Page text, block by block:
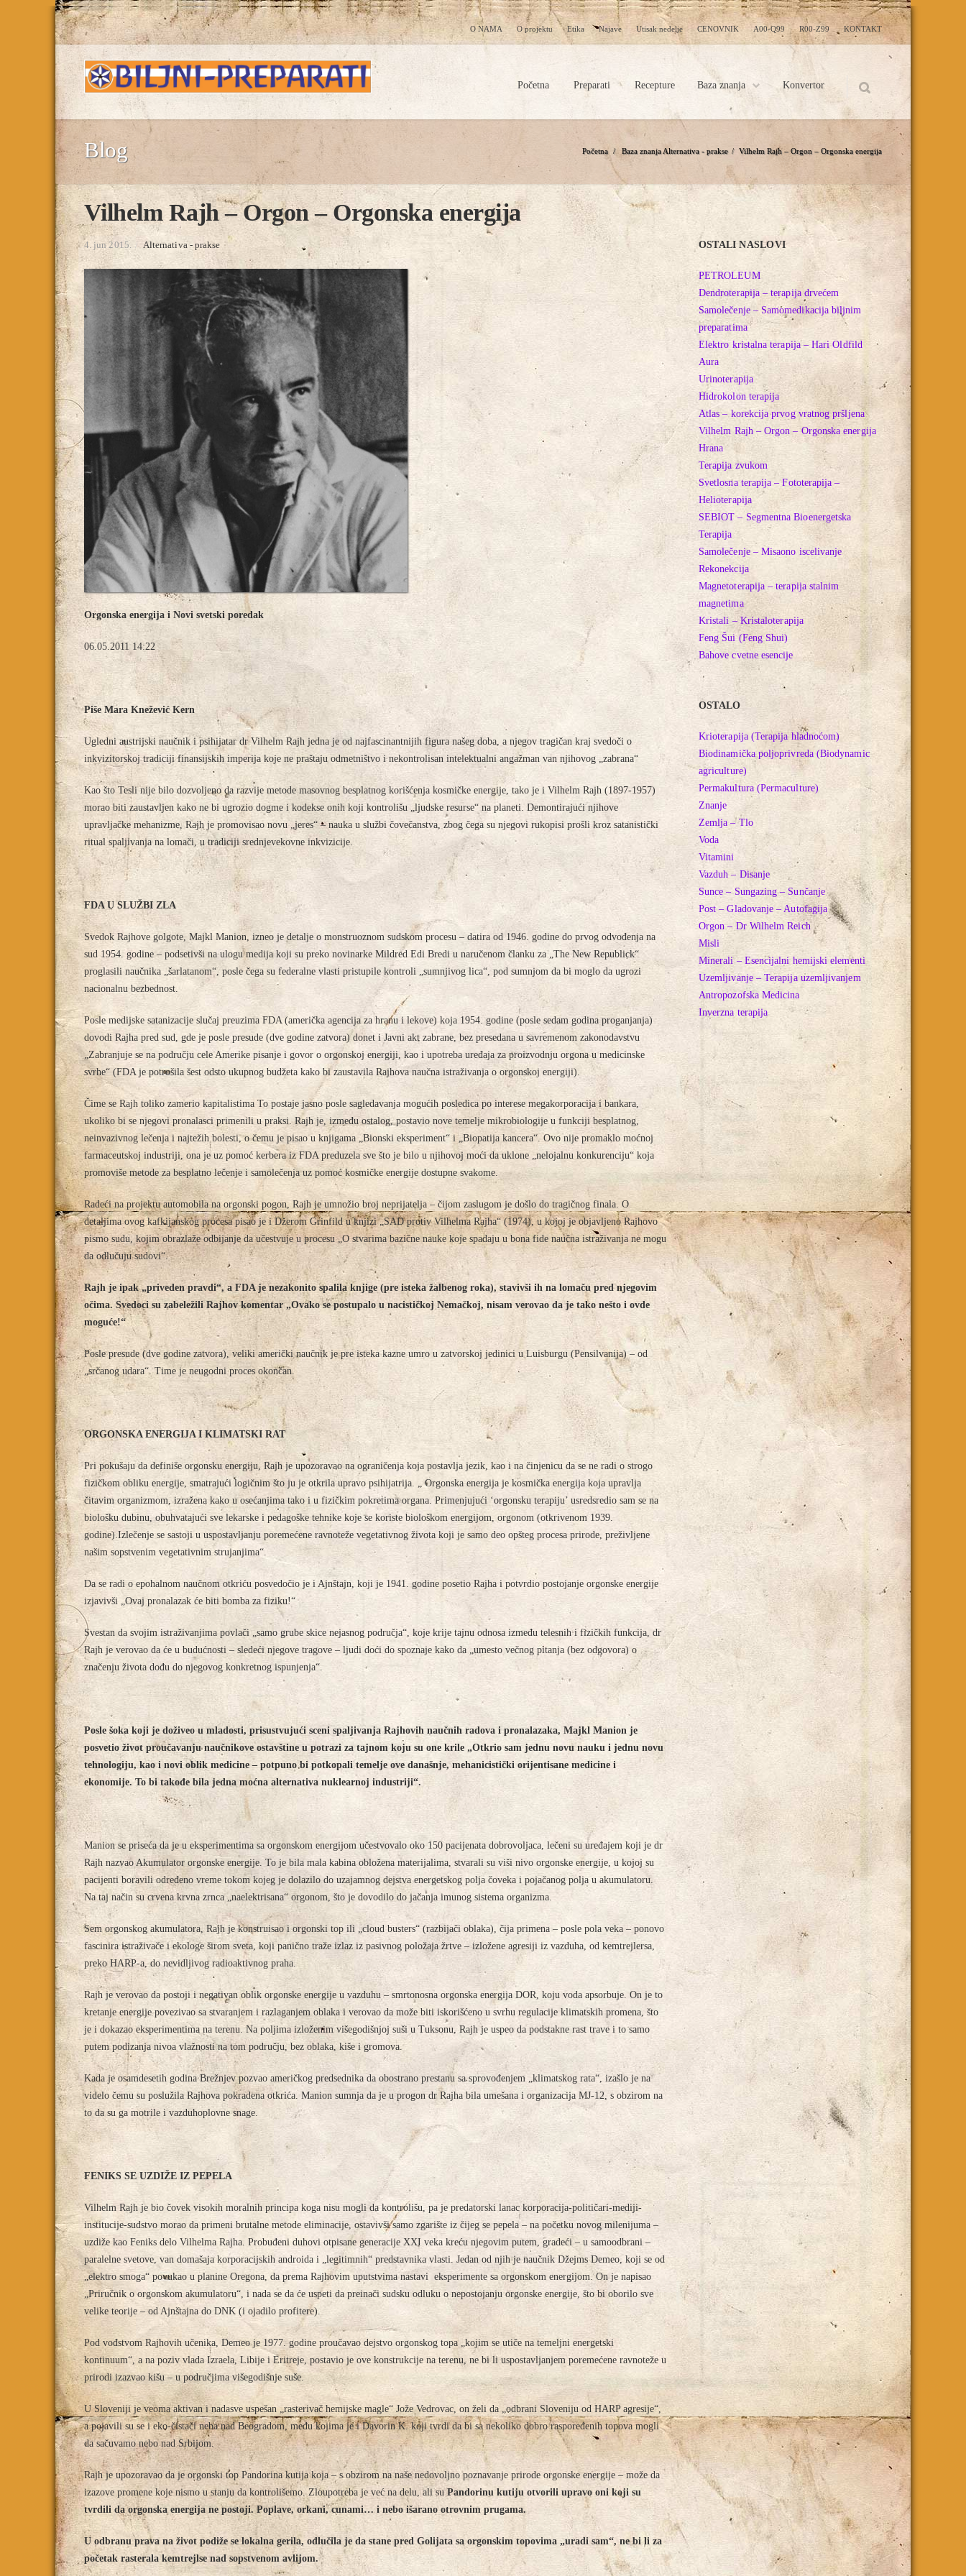
O NAMA O projektu Etika Najave Utisak nedelje CENOVNIK A00-Q99 R00-Z99 KONTAKT
Početna Preparati Recepture Baza znanja Konvertor
Početna / Baza znanja Alternativa - prakse / Vilhelm Rajh – Orgon – Orgonska energija
Blog
Vilhelm Rajh – Orgon – Orgonska energija
4. jun 2015. / Alternativa - prakse
Orgonska energija i Novi svetski poredak
06.05.2011 14:22
Piše Mara Knežević Kern
Ugledni austrijski naučnik i psihijatar dr Vilhelm Rajh jedna je od najfascinantnijih figura našeg doba, a njegov tragičan kraj svedoči o
inkvizitorskoj tradiciji finansijskih imperija koje ne praštaju odmetništvo i nekontrolisan intelektualni angažman van njihovog „zabrana“
Kao što Tesli nije bilo dozvoljeno da razvije metode masovnog besplatnog korišćenja kosmičke energije, tako je i Vilhelm Rajh (1897-1957)
morao biti zaustavljen kako ne bi ugrozio dogme i kodekse onih koji kontrolišu „ljudske resurse“ na planeti. Demontirajući njihove
upravljačke mehanizme, Rajh je promovisao novu „jeres“ – nauka u službi čovečanstva, zbog čega su njegovi rukopisi prošli kroz satanistički
ritual spaljivanja na lomači, u tradiciji srednjevekovne inkvizicije.
FDA U SLUŽBI ZLA
Svedok Rajhove golgote, Majkl Manion, izneo je detalje o monstruoznom sudskom procesu – datira od 1946. godine do prvog odvođenja na
sud 1954. godine – podsetivši na ulogu medija koji su preko novinarke Mildred Edi Bredi u naručenom članku za „The New Republick“
proglasili naučnika „šarlatanom“, posle čega su federalne vlasti pristupile kontroli „sumnjivog lica“, pod sumnjom da bi moglo da ugrozi
nacionalnu bezbednost.
Posle medijske satanizacije slučaj preuzima FDA (američka agencija za hranu i lekove) koja 1954. godine (posle sedam godina proganjanja)
dovodi Rajha pred sud, gde je posle presude (dve godine zatvora) donet i Javni akt zabrane, bez presedana u savremenom zakonodavstvu
„Zabranjuje se na području cele Amerike pisanje i govor o orgonskoj energiji, kao i upotreba uređaja za proizvodnju orgona u medicinske
svrhe“ (FDA je potrošila šest odsto ukupnog budžeta kako bi zaustavila Rajhova naučna istraživanja o orgonskoj energiji).
Čime se Rajh toliko zamerio kapitalistima To postaje jasno posle sagledavanja mogućih posledica po interese megakorporacija i bankara,
ukoliko bi se njegovi pronalasci primenili u praksi. Rajh je, između ostalog, postavio nove temelje mikrobiologije u funkciji besplatnog,
neinvazivnog lečenja i najtežih bolesti, o čemu je pisao u knjigama „Bionski eksperiment“ i „Biopatija kancera“. Ovo nije promaklo moćnoj
farmaceutskoj industriji, ona je uz pomoć kerbera iz FDA preduzela sve što je bilo u njihovoj moći da uklone „nelojalnu konkurenciju“ koja
promoviše metode za besplatno lečenje i samolečenja uz pomoć kosmičke energije dostupne svakome.
Radeći na projektu automobila na orgonski pogon, Rajh je umnožio broj neprijatelja – čijom zaslugom je došlo do tragičnog finala. O
detaljima ovog kafkijanskog procesa pisao je i Džerom Grinfild u knjizi „SAD protiv Vilhelma Rajha“ (1974), u kojoj je objavljeno Rajhovo
pismo sudu, kojim obrazlaže odbijanje da učestvuje u procesu „O stvarima bazične nauke koje spadaju u bona fide naučna istraživanja ne mogu
da odlučuju sudovi“.
Rajh je ipak „priveden pravdi“, a FDA je nezakonito spalila knjige (pre isteka žalbenog roka), stavivši ih na lomaču pred njegovim
očima. Svedoci su zabeležili Rajhov komentar „Ovako se postupalo u nacističkoj Nemačkoj, nisam verovao da je tako nešto i ovde
moguće!“
Posle presude (dve godine zatvora), veliki američki naučnik je pre isteka kazne umro u zatvorskoj jedinici u Luisburgu (Pensilvanija) – od
„srčanog udara“. Time je neugodni proces okončan.
ORGONSKA ENERGIJA I KLIMATSKI RAT
Pri pokušaju da definiše orgonsku energiju, Rajh je upozoravao na ograničenja koja postavlja jezik, kao i na činjenicu da se ne radi o strogo
fizičkom obliku energije, smatrajući logičnim što ju je otkrila upravo psihijatrija. „ Orgonska energija je kosmička energija koja upravlja
čitavim organizmom, izražena kako u osećanjima tako i u fizičkim pokretima organa. Primenjujući ‘orgonsku terapiju’ usredsredio sam se na
biološku dubinu, obuhvatajući sve lekarske i pedagoške tehnike koje se koriste biološkom energijom, orgonom (otkrivenom 1939.
godine).Izlečenje se sastoji u uspostavljanju poremećene ravnoteže vegetativnog života koji je samo deo opšteg procesa prirode, preživljene
našim sopstvenim vegetativnim strujanjima“.
Da se radi o epohalnom naučnom otkriću posvedočio je i Ajnštajn, koji je 1941. godine posetio Rajha i potvrdio postojanje orgonske energije
izjavivši „Ovaj pronalazak će biti bomba za fiziku!“
Svestan da svojim istraživanjima povlači „samo grube skice nejasnog područja“, koje krije tajnu odnosa između telesnih i fizičkih funkcija, dr
Rajh je verovao da će u budućnosti – sledeći njegove tragove – ljudi doći do spoznaje kako da „umesto večnog pitanja (bez odgovora) o
značenju života dođu do njegovog konkretnog ispunjenja“.
Posle šoka koji je doživeo u mladosti, prisustvujući sceni spaljivanja Rajhovih naučnih radova i pronalazaka, Majkl Manion je
posvetio život proučavanju naučnikove ostavštine u potrazi za tajnom koju su one krile „Otkrio sam jednu novu nauku i jednu novu
tehnologiju, kao i novi oblik medicine – potpuno bi potkopali temelje ove današnje, mehanicistički orijentisane medicine i
ekonomije. To bi takođe bila jedna moćna alternativa nuklearnoj industriji“.
Manion se priseća da je u eksperimentima sa orgonskom energijom učestvovalo oko 150 pacijenata dobrovoljaca, lečeni su uređajem koji je dr
Rajh nazvao Akumulator orgonske energije. To je bila mala kabina obložena materijalima, stvarali su viši nivo orgonske energije, u kojoj su
pacijenti boravili određeno vreme tokom kojeg je dolazilo do uzajamnog dejstva energetskog polja čoveka i pojačanog polja u akumulatoru.
Na taj način su crvena krvna zrnca „naelektrisana“ orgonom, što je dovodilo do jačanja imunog sistema organizma.
Sem orgonskog akumulatora, Rajh je konstruisao i orgonski top ili „cloud busters“ (razbijači oblaka), čija primena – posle pola veka – ponovo
fascinira istraživače i ekologe širom sveta, koji panično traže izlaz iz pasivnog položaja žrtve – izložene agresiji iz vazduha, od kemtrejlersa,
preko HARP-a, do nevidljivog radioaktivnog praha.
Rajh je verovao da postoji i negativan oblik orgonske energije u vazduhu – smrtonosna orgonska energija DOR, koju voda apsorbuje. On je to
kretanje energije povezivao sa stvaranjem i razlaganjem oblaka i verovao da može biti iskorišćeno u svrhu regulacije klimatskih promena, što
je i dokazao eksperimentima na terenu. Na poljima izloženim višegodišnjoj suši u Tuksonu, Rajh je uspeo da podstakne rast trave i to samo
putem podizanja nivoa vlažnosti na tom području, bez oblaka, kiše i gromova.
Kada je osamdesetih godina Brežnjev pozvao američkog predsednika da obostrano prestanu sa sprovođenjem „klimatskog rata“, izašlo je na
videlo čemu su poslužila Rajhova pokradena otkrića. Manion sumnja da je u progon dr Rajha bila umešana i organizacija MJ-12, s obzirom na
to da su ga motrile i vazduhoplovne snage.
FENIKS SE UZDIŽE IZ PEPELA
Vilhelm Rajh je bio čovek visokih moralnih principa koga nisu mogli da kontrolišu, pa je predatorski lanac korporacija-političari-mediji-
institucije-sudstvo morao da primeni brutalne metode eliminacije, ostavivši samo zgarište iz čijeg se pepela – na početku novog milenijuma –
uzdiže kao Feniks delo Vilhelma Rajha. Probuđeni duhovi otpisane generacije XXI veka kreću njegovim putem, gradeći – u samoodbrani –
paralelne svetove, van domašaja korporacijskih androida i „legitimnih“ predstavnika vlasti. Jedan od njih je naučnik Džejms Demeo, koji se od
„elektro smoga“ povukao u planine Oregona, da prema Rajhovim uputstvima nastavi eksperimente sa orgonskom energijom. On je napisao
„Priručnik o orgonskom akumulatoru“, i nada se da će uspeti da preinači sudsku odluku o nepostojanju orgonske energije, što bi oborilo sve
velike teorije – od Ajnštajna do DNK (i ojadilo profitere).
Pod vođstvom Rajhovih učenika, Demeo je 1977. godine proučavao dejstvo orgonskog topa „kojim se utiče na temeljni energetski
kontinuum“, a na poziv vlada Izraela, Libije i Eritreje, postavio je ove konstrukcije na terenu, ne bi li uspostavljanjem poremećene ravnoteže u
prirodi izazvao kišu – u područjima višegodišnje suše.
U Sloveniji je veoma aktivan i nadasve uspešan „rasterivač hemijske magle“ Jože Vedrovac, on želi da „odbrani Sloveniju od HARP agresije“,
a pojavili su se i eko-čistači neba nad Beogradom, među kojima je i Davorin K. koji tvrdi da bi sa nekoliko dobro raspoređenih topova mogli
da sačuvamo nebo nad Srbijom.
Rajh je upozoravao da je orgonski top Pandorina kutija koja – s obzirom na naše nedovoljno poznavanje prirode orgonske energije – može da
izazove promene koje nismo u stanju da kontrolišemo. Zloupotreba je već na delu, ali suPandorinu kutiju otvorili upravo oni koji su
tvrdili da orgonska energija ne postoji. Poplave, orkani, cunami… i nebo išarano otrovnim prugama.
U odbranu prava na život podiže se lokalna gerila, odlučila je da stane pred Golijata sa orgonskim topovima „uradi sam“, ne bi li za
početak rasterala kemtrejlse nad sopstvenom avlijom.
OSTALI NASLOVI
PETROLEUM
Dendroterapija – terapija drvećem
Samolečenje – Samomedikacija biljnim
preparatima
Elektro kristalna terapija – Hari Oldfild
Aura
Urinoterapija
Hidrokolon terapija
Atlas – korekcija prvog vratnog pršljena
Vilhelm Rajh – Orgon – Orgonska energija
Hrana
Terapija zvukom
Svetlosna terapija – Fototerapija –
Helioterapija
SEBIOT – Segmentna Bioenergetska
Terapija
Samolečenje – Misaono iscelivanje
Rekonekcija
Magnetoterapija – terapija stalnim
magnetima
Kristali – Kristaloterapija
Feng Šui (Feng Shui)
Bahove cvetne esencije
OSTALO
Krioterapija (Terapija hladnoćom)
Biodinamička poljoprivreda (Biodynamic
agriculture)
Permakultura (Permaculture)
Znanje
Zemlja – Tlo
Voda
Vitamini
Vazduh – Disanje
Sunce – Sungazing – Sunčanje
Post – Gladovanje – Autofagija
Orgon – Dr Wilhelm Reich
Misli
Minerali – Esencijalni hemijski elementi
Uzemljivanje – Terapija uzemljivanjem
Antropozofska Medicina
Inverzna terapija